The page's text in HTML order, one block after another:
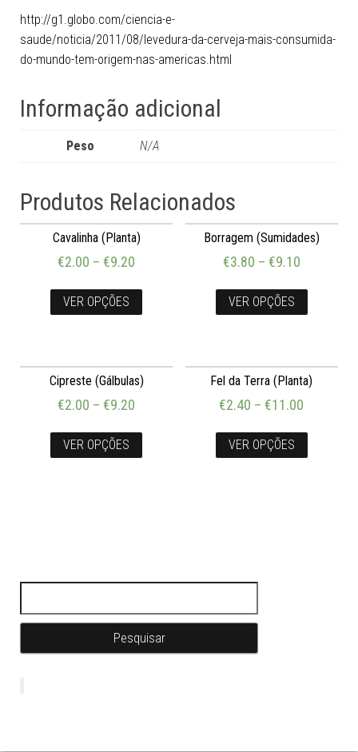
http://g1.globo.com/ciencia-e-
saude/noticia/2011/08/levedura-da-cerveja-mais-consumida-
do-mundo-tem-origem-nas-americas.html
Informação adicional
Peso N/A
Produtos Relacionados
Cavalinha (Planta)
€2.00 –€9.20
VER OPÇÕES
Borragem (Sumidades)
€3.80 – €9.10
VER OPÇÕES
Cipreste (Gálbulas)
€2.00 –€9.20
VER OPÇÕES
Fel da Terra (Planta)
€2.40 –€11.00
VER OPÇÕES